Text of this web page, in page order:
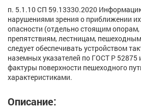
п. 5.1.10 СП 59.13330.2020
нарушениями зрения о приближении
опасности (отдельно стоящим
препятствиям, лестницам,
следует обеспечивать устройством
наземных указателей по ГОСТ Р 52875
фактуры поверхности пешеходного
характеристиками.
Описание: